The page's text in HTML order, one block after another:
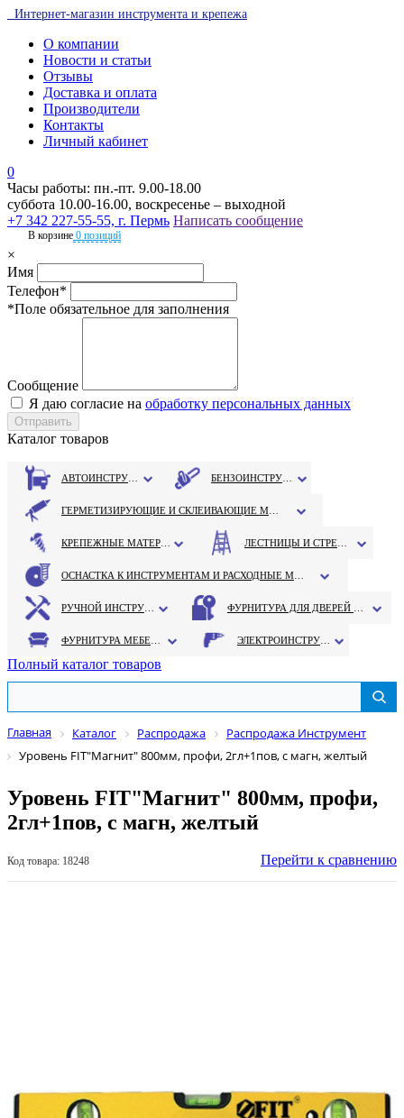
Интернет-магазин инструмента и крепежа
О компании
Новости и статьи
Отзывы
Доставка и оплата
Производители
Контакты
Личный кабинет
0
Часы работы: пн.-пт. 9.00-18.00
суббота 10.00-16.00, воскресенье – выходной
+7 342 227-55-55, г. Пермь Написать сообщение
В корзине 0 позиций
×
Имя
Телефон*
*Поле обязательное для заполнения
Сообщение
Я даю согласие на обработку персональных данных
Каталог товаров
Полный каталог товаров
Главная Каталог Распродажа
Распродажа Инструмент
Уровень FIT"Магнит" 800мм, профи, 2гл+1пов, с магн, желтый
Уровень FIT"Магнит" 800мм, профи,
2гл+1пов, с магн, желтый
Код товара: 18248 Перейти к сравнению